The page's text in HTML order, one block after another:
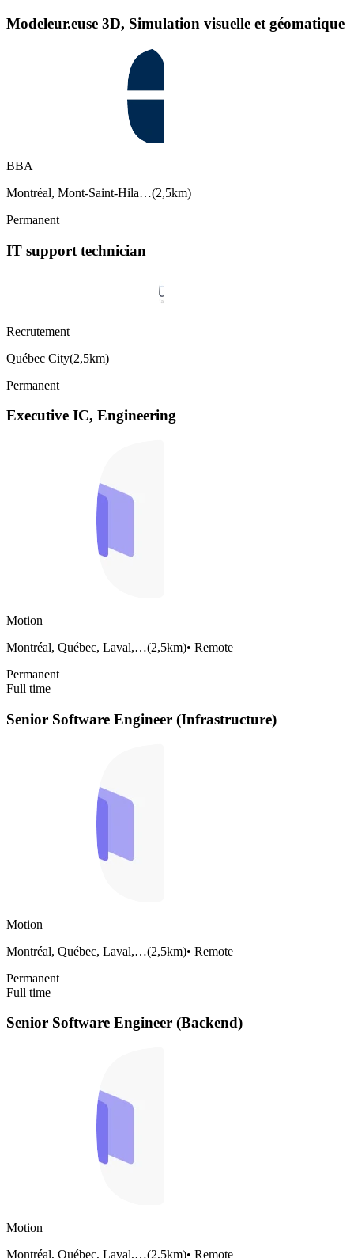
Modeleur.euse 3D, Simulation visuelle et géomatique
BBA
Montréal, Mont-Saint-Hila…(2,5km)
Permanent
IT support technician
Recrutement
Québec City(2,5km)
Permanent
Executive IC, Engineering
Motion
Montréal, Québec, Laval,…(2,5km)• Remote
Permanent
Full time
Senior Software Engineer (Infrastructure)
Motion
Montréal, Québec, Laval,…(2,5km)• Remote
Permanent
Full time
Senior Software Engineer (Backend)
Motion
Montréal, Québec, Laval,…(2,5km)• Remote